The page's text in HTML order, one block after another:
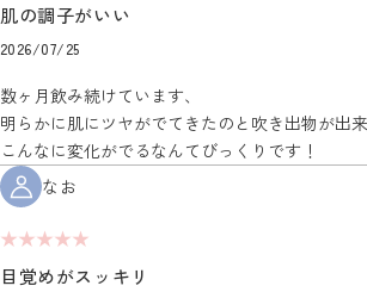
肌の調子がいい
2026/07/25
数ヶ月飲み続けています、
明らかに肌にツヤがでてきたのと吹き出物が出
こんなに変化がでるなんてびっくりです！
なお
★★★★★
目覚めがスッキリ